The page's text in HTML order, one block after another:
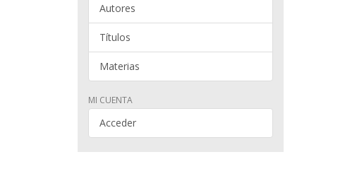
Autores
Títulos
Materias
MI CUENTA
Acceder